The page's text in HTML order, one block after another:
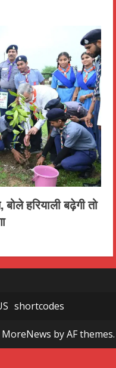
हरियाली बढ़ेगी तो
shortcodes
MoreNews by AF themes.